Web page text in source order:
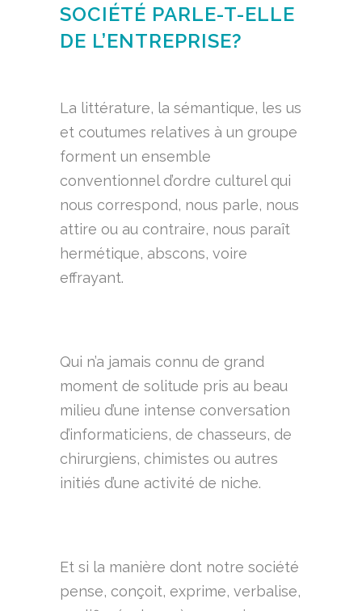
SOCIÉTÉ PARLE-T-ELLE
DE L’ENTREPRISE?
La littérature, la sémantique, les us
et coutumes relatives à un groupe
forment un ensemble
conventionnel d’ordre culturel qui
nous correspond, nous parle, nous
attire ou au contraire, nous paraît
hermétique, abscons, voire
effrayant.
Qui n’a jamais connu de grand
moment de solitude pris au beau
milieu d’une intense conversation
d’informaticiens, de chasseurs, de
chirurgiens, chimistes ou autres
initiés d’une activité de niche.
Et si la manière dont notre société
pense, conçoit, exprime, verbalise,